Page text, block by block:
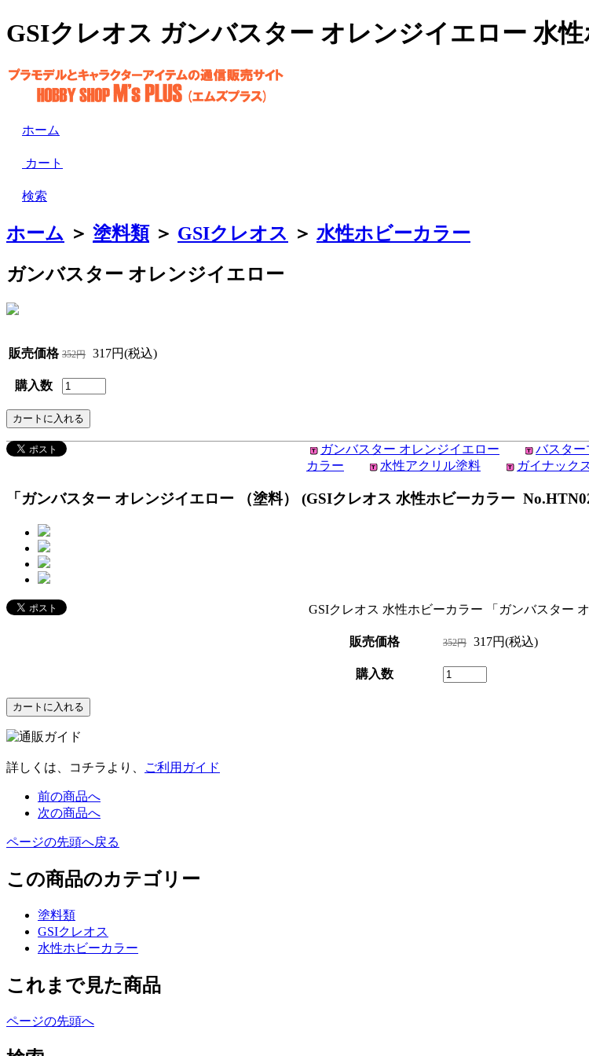
GSIクレオス ガンバスター オレンジイエロー 水
ホーム
カート
検索
ホーム ＞ 塗料類＞ GSIクレオス ＞ 水性ホビーカラー
ガンバスター オレンジイエロー
販売価格 352円 317円(税込)
購入数
ガンバスター オレンジイエロー バスター
カラー
水性アクリル塗料 ガイナック
「ガンバスター オレンジイエロー （塗料） (GSIクレオス 水性ホビーカラー
GSIクレオス 水性ホビーカラー 「ガンバスター
販売価格 352円 317円(税込)
購入数
詳しくは、コチラより、 ご利用ガイド
前の商品へ
次の商品へ
ページの先頭へ戻る
この商品のカテゴリー
塗料類
GSIクレオス
水性ホビーカラー
これまで見た商品
ページの先頭へ